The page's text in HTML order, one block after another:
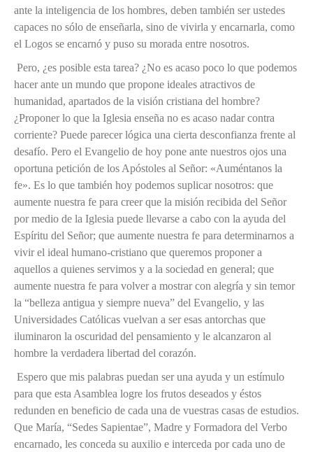
ante la inteligencia de los hombres, deben también ser ustedes
capaces no sólo de enseñarla, sino de vivirla y encarnarla, como
el Logos se encarnó y puso su morada entre nosotros.
Pero, ¿es posible esta tarea? ¿No es acaso poco lo que podemos
hacer ante un mundo que propone ideales atractivos de
humanidad, apartados de la visión cristiana del hombre?
¿Proponer lo que la Iglesia enseña no es acaso nadar contra
corriente? Puede parecer lógica una cierta desconfianza frente al
desafío. Pero el Evangelio de hoy pone ante nuestros ojos una
oportuna petición de los Apóstoles al Señor: «Auméntanos la
fe». Es lo que también hoy podemos suplicar nosotros: que
aumente nuestra fe para creer que la misión recibida del Señor
por medio de la Iglesia puede llevarse a cabo con la ayuda del
Espíritu del Señor; que aumente nuestra fe para determinarnos a
vivir el ideal humano-cristiano que queremos proponer a
aquellos a quienes servimos y a la sociedad en general; que
aumente nuestra fe para volver a mostrar con alegría y sin temor
la “belleza antigua y siempre nueva” del Evangelio, y las
Universidades Católicas vuelvan a ser esas antorchas que
iluminaron la oscuridad del pensamiento y le alcanzaron al
hombre la verdadera libertad del corazón.
Espero que mis palabras puedan ser una ayuda y un estímulo
para que esta Asamblea logre los frutos deseados y éstos
redunden en beneficio de cada una de vuestras casas de estudios.
Que María, “Sedes Sapientae”, Madre y Formadora del Verbo
encarnado, les conceda su auxilio e interceda por cada uno de